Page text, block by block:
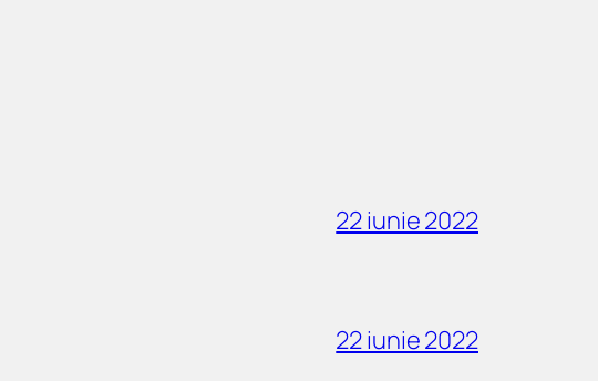
22 iunie 2022
22 iunie 2022